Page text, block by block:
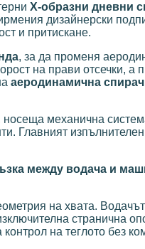
X-образни дневни
дизайнерски
и притискане.
, за да променя
на прави отсечки, а
аеродинамична
механична
Главният
между водача и
на хвата.
странична
контрол на теглото без